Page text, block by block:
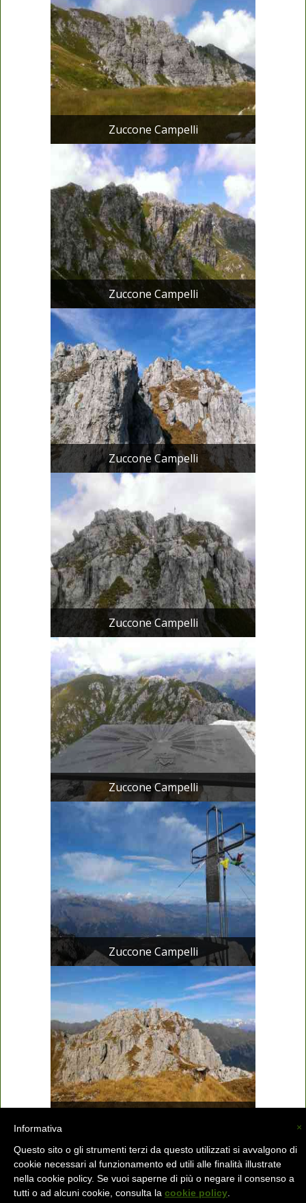
Zuccone Campelli
Zuccone Campelli
Zuccone Campelli
Zuccone Campelli
Zuccone Campelli
Zuccone Campelli
La Valsassina (C) -info@lavalsassina.com-
×
Informativa
Questo sito o gli strumenti terzi da questo utilizzati si avvalgono di
cookie necessari al funzionamento ed utili alle finalità illustrate
nella cookie policy. Se vuoi saperne di più o negare il consenso a
tutti o ad alcuni cookie, consulta la cookie policy